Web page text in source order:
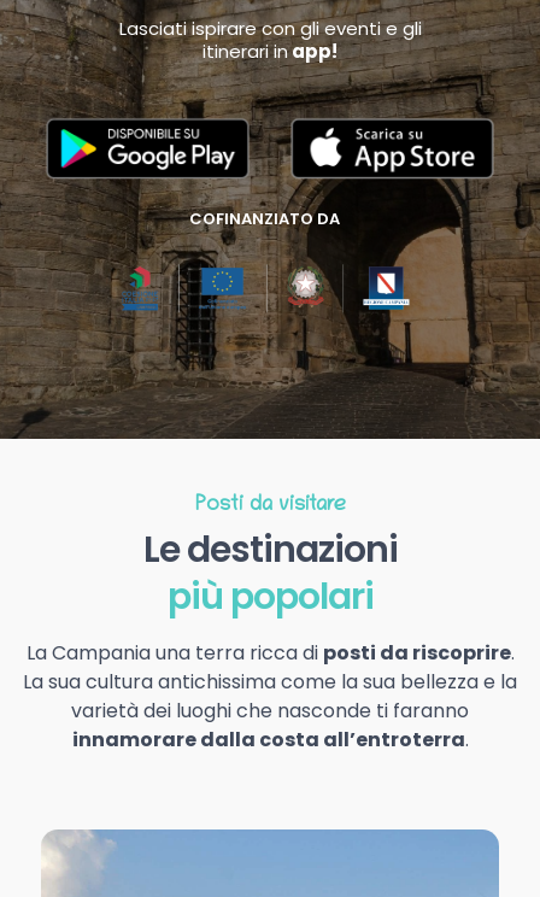
Lasciati ispirare con gli eventi e gli
itinerari inapp!
COFINANZIATO DA
Posti da visitare
Le destinazioni
più popolari
La Campania una terra ricca di posti da riscoprire.
La sua cultura antichissima come la sua bellezza e la
varietà dei luoghi che nasconde ti faranno
innamorare dalla costa all’entroterra.